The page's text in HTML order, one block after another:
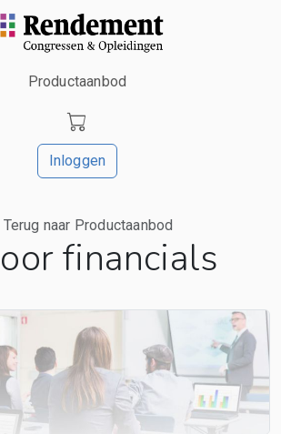
Productaanbod
Inloggen
Terug naar Productaanbod
financials